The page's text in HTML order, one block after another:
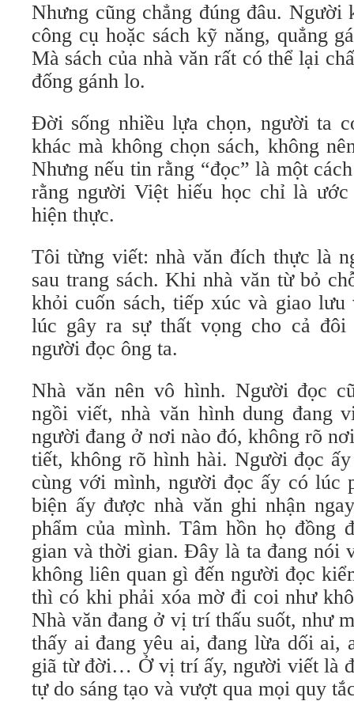
Nhưng cũng chẳng đúng đâu. Người
công cụ hoặc sách kỹ năng, quẳng
Mà sách của nhà văn rất có thể lại
đống gánh lo.
Đời sống nhiều lựa chọn, người ta
khác mà không chọn sách, không
Nhưng nếu tin rằng “đọc” là một
rằng người Việt hiếu học chỉ là
hiện thực.
Tôi từng viết: nhà văn đích thực là
sau trang sách. Khi nhà văn từ bỏ
khỏi cuốn sách, tiếp xúc và giao
lúc gây ra sự thất vọng cho cả đôi
người đọc ông ta.
Nhà văn nên vô hình. Người đọc
ngồi viết, nhà văn hình dung đang
người đang ở nơi nào đó, không rõ
tiết, không rõ hình hài. Người đọc
cùng với mình, người đọc ấy có lúc
biện ấy được nhà văn ghi nhận
phẩm của mình. Tâm hồn họ đồng
gian và thời gian. Đây là ta đang nói
không liên quan gì đến người đọc
thì có khi phải xóa mờ đi coi như
Nhà văn đang ở vị trí thấu suốt, như
thấy ai đang yêu ai, đang lừa dối ai,
giã từ đời… Ở vị trí ấy, người viết là
tự do sáng tạo và vượt qua mọi quy